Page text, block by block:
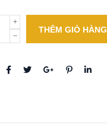
THÊM GIỎ HÀNG